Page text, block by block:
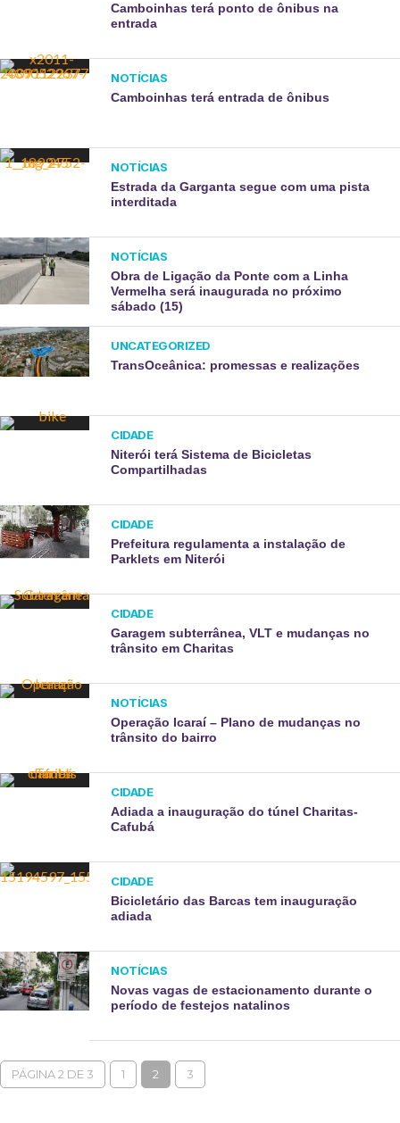
Camboinhas terá ponto de ônibus na
entrada
NOTÍCIAS
Camboinhas terá entrada de ônibus
NOTÍCIAS
Estrada da Garganta segue com uma pista
interditada
NOTÍCIAS
Obra de Ligação da Ponte com a Linha
Vermelha será inaugurada no próximo
sábado (15)
UNCATEGORIZED
TransOceânica: promessas e realizações
CIDADE
Niterói terá Sistema de Bicicletas
Compartilhadas
CIDADE
Prefeitura regulamenta a instalação de
Parklets em Niterói
CIDADE
Garagem subterrânea, VLT e mudanças no
trânsito em Charitas
NOTÍCIAS
Operação Icaraí – Plano de mudanças no
trânsito do bairro
CIDADE
Adiada a inauguração do túnel Charitas-
Cafubá
CIDADE
Bicicletário das Barcas tem inauguração
adiada
NOTÍCIAS
Novas vagas de estacionamento durante o
período de festejos natalinos
PÁGINA 2 DE 3 1 2 3